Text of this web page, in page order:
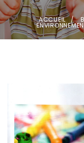
ACCUEIL